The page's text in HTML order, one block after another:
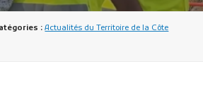
: Actualités du Territoire de la Côte